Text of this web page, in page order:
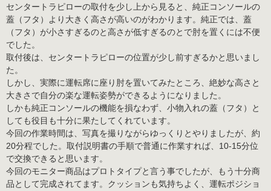
センタートラピローの取付を少し上から見ると、純正コンソールの
蓋（フタ）より大きく高さが高いのがわかります。純正では、蓋
（フタ）が小さすぎるのと高さが低すぎるのとで肘を置くには不便
でした。
取付後は、センタートラピローの位置が少し前すぎるかと思いまし
た。
しかし、実際に運転席に座り肘を置いてみたところ、絶妙な高さと
大きさで自分の楽な運転姿勢ができるようになりました。
しかも純正コンソールの機能を損なわず、小物入れの蓋（フタ）と
しても役目も十分に果たしてくれています。
今回の作業時間は、写真を撮りながらゆっくりとやりましたが、 約
20分程でした。取付説明書の手順で普通に作業すれば、10-15分位
で交換できると思います。
今回のモニター商品はプロトタイプと言う事でしたが、もう十分商
品として完成されてます。クッションも気持ちよく、運転ポジショ